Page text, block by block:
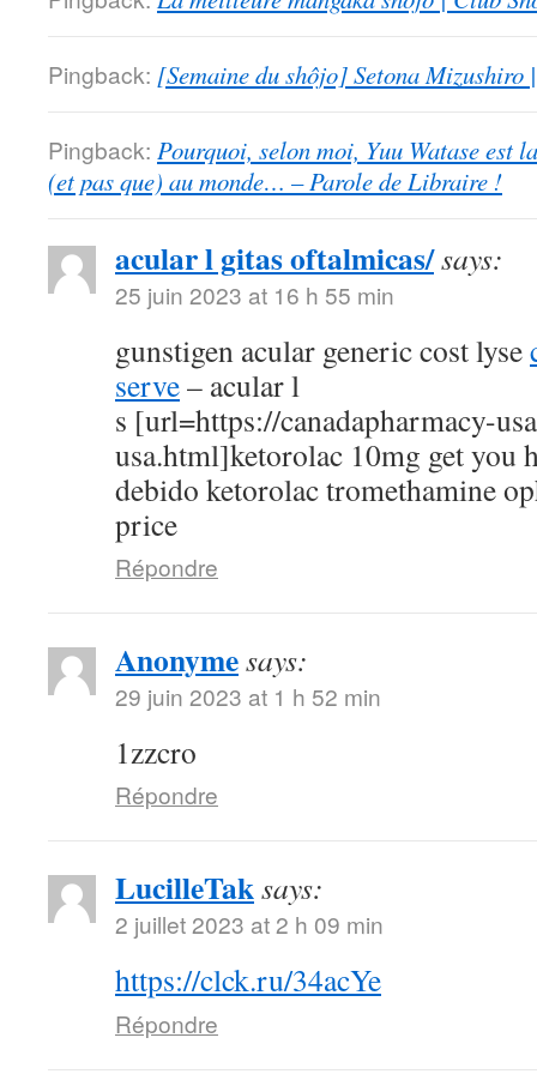
Pingback: [Semaine du shôjo] Setona Mizushiro
Pingback: Pourquoi, selon moi, Yuu Watase est
(et pas que) au monde… – Parole de Libraire !
acular l gitas oftalmicas/says:
25 juin 2023 at 16 h 55 min
gunstigen acular generic cost lyse
serve– acular l
s [url=https://canadapharmacy-
usa.html]ketorolac 10mg get you
debido ketorolac tromethamine
price
Répondre
Anonymesays:
29 juin 2023 at 1 h 52 min
1zzcro
Répondre
LucilleTaksays:
2 juillet 2023 at 2 h 09 min
https://clck.ru/34acYe
Répondre